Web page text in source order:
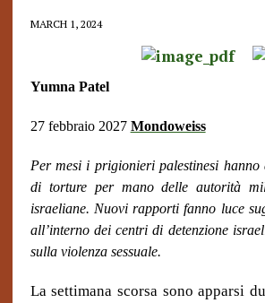
MARCH 1, 2024
Yumna Patel
27 febbraio 2027 Mondoweiss
Per mesi i prigionieri palestinesi hanno
di torture per mano delle autorità
israeliane. Nuovi rapporti fanno luce
all’interno dei centri di detenzione
sulla violenza sessuale.
La settimana scorsa sono apparsi